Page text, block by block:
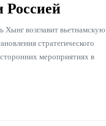
Россией
возглавит вьетнамскую
стратегического
мероприятиях в